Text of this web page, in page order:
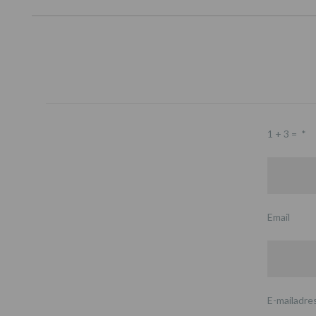
1 + 3 = *
Email
E-